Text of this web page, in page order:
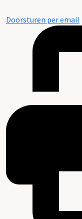
Doorsturen per email